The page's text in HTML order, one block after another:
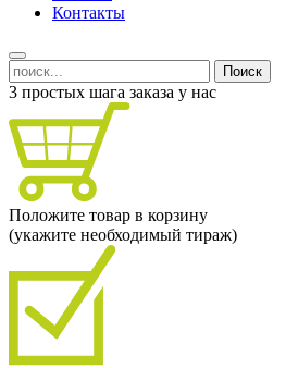
Контакты
Поиск
3 простых шага заказа у нас
Положите товар в корзину
(укажите необходимый тираж)